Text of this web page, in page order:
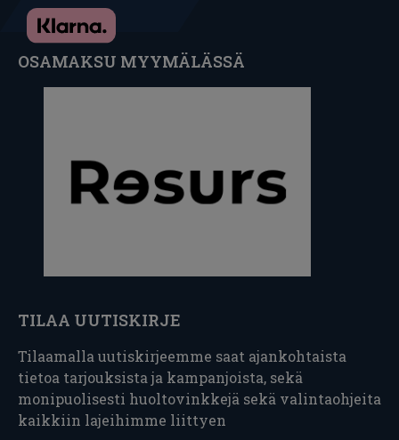
OSAMAKSU MYYMÄLÄSSÄ
TILAA UUTISKIRJE
Tilaamalla uutiskirjeemme saat ajankohtaista
tietoa tarjouksista ja kampanjoista, sekä
monipuolisesti huoltovinkkejä sekä valintaohjeita
kaikkiin lajeihimme liittyen